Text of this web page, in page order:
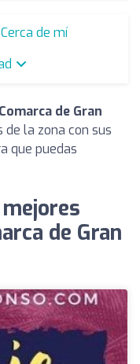
Cerca de mí
de Gran
de la zona con sus
que puedas
de Gran